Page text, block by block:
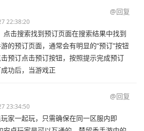
@回复
22:38:20
点击搜索找到预订页面在搜索结果中找到
的预订页面，通常会有明显的“预订”按钮
预订点击预订按钮，按照提示完成预订
功后，当游戏正
@回复
23:34:50
家一起玩，只需确保在同一区服内即